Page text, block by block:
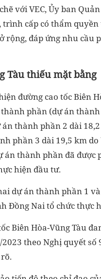
với VEC, Ủy ban
cấp có thẩm
rộng, đáp ứng nhu
Tàu thiếu mặt bằng
đường cao tốc Biên
phần (dự án
thành phần 2 dài
phần 3 dài 19,5 km
án thành phần đã
hiện đầu tư.
dự án thành phần 1
Đồng Nai tổ chức thực
Biên Hòa-Vũng Tàu
theo Nghị quyết số